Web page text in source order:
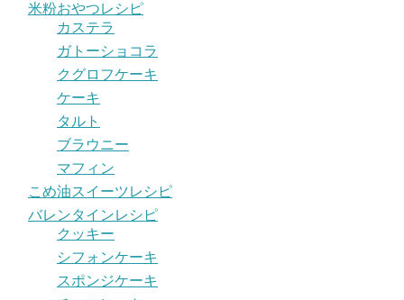
米粉おやつレシピ
カステラ
ガトーショコラ
クグロフケーキ
ケーキ
タルト
ブラウニー
マフィン
こめ油スイーツレシピ
バレンタインレシピ
クッキー
シフォンケーキ
スポンジケーキ